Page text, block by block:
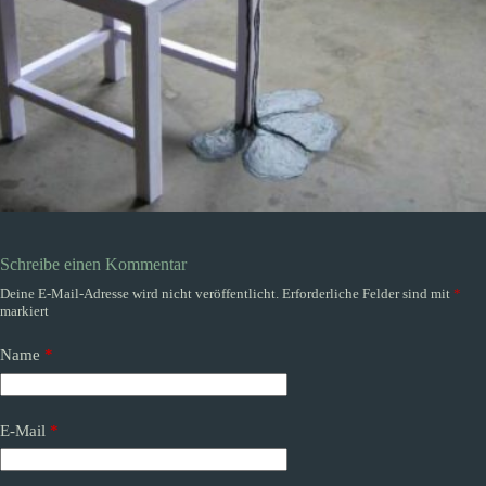
Schreibe einen Kommentar
Deine E-Mail-Adresse wird nicht veröffentlicht. Erforderliche Felder sind mit *
markiert
Name *
E-Mail *